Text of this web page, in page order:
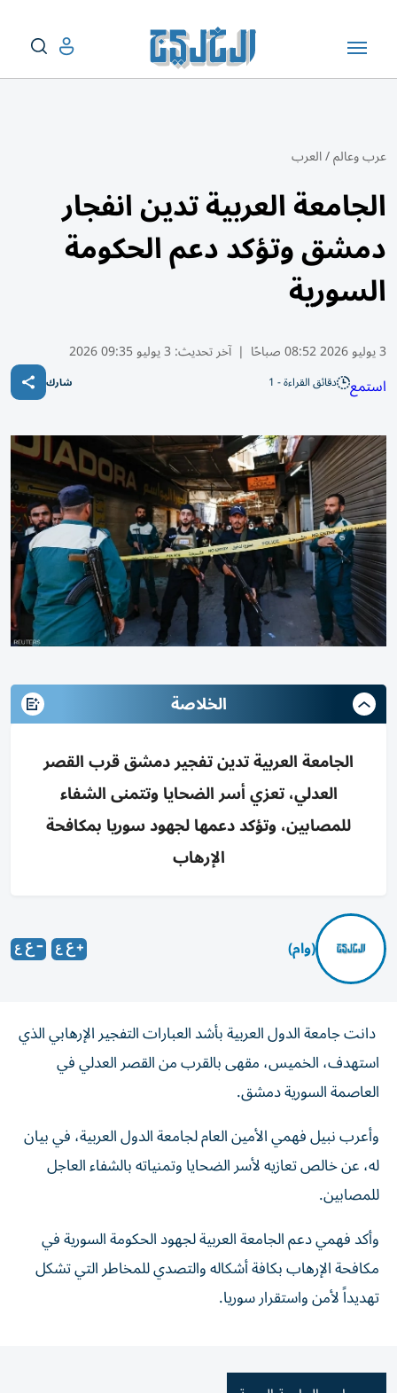
عرب وعالم/العرب
الجامعة العربية تدين انفجار
دمشق وتؤكد دعم الحكومة
السورية
3 يوليو 2026 08:52 صباحًا | آخر تحديث: 3 يوليو 09:35 2026
استمع دقائق القراءة - 1 شارك
الخلاصة
الجامعة العربية تدين تفجير دمشق قرب القصر
العدلي، تعزي أسر الضحايا وتتمنى الشفاء
للمصابين، وتؤكد دعمها لجهود سوريا بمكافحة
الإرهاب
(وام)
دانت جامعة الدول العربية بأشد العبارات التفجير الإرهابي الذي
استهدف، الخميس، مقهى بالقرب من القصر العدلي في
العاصمة السورية دمشق.
وأعرب نبيل فهمي الأمين العام لجامعة الدول العربية، في بيان
له، عن خالص تعازيه لأسر الضحايا وتمنياته بالشفاء العاجل
للمصابين.
وأكد فهمي دعم الجامعة العربية لجهود الحكومة السورية في
مكافحة الإرهاب بكافة أشكاله والتصدي للمخاطر التي تشكل
تهديداً لأمن واستقرار سوريا.